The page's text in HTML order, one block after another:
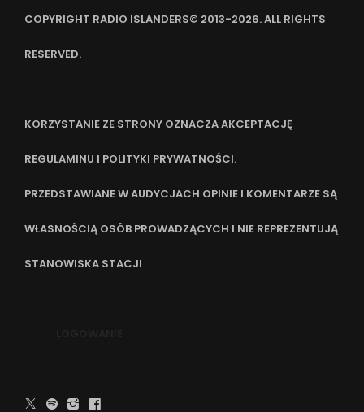
COPYRIGHT RADIO ISLANDERS© 2013-2026. ALL RIGHTS
RESERVED.
KORZYSTANIE ZE STRONY OZNACZA AKCEPTACJĘ
REGULAMINU I POLITYKI PRYWATNOŚCI.
PRZEDSTAWIANE W AUDYCJACH OPINIE I KOMENTARZE SĄ
WŁASNOŚCIĄ OSÓB PROWADZĄCYCH I NIE REPREZENTUJĄ
STANOWISKA STACJI